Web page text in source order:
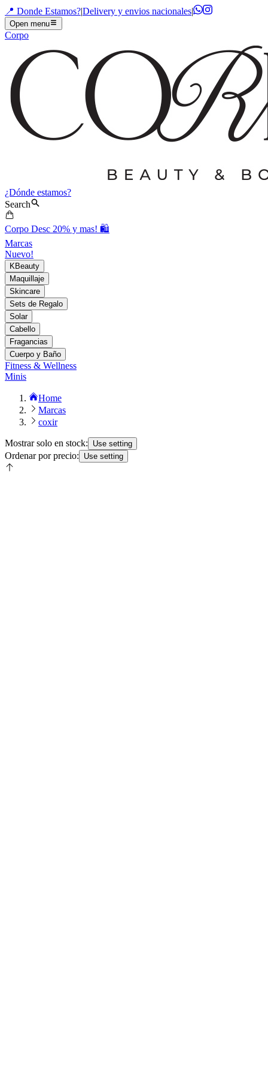
📍 Donde Estamos?|Delivery y envios nacionales|
Open menu
Corpo
¿Dónde estamos?
Search
Corpo Desc 20% y mas! 🛍️
Marcas
Nuevo!
KBeauty
Maquillaje
Skincare
Sets de Regalo
Solar
Cabello
Fragancias
Cuerpo y Baño
Fitness & Wellness
Minis
Home
Marcas
coxir
Mostrar solo en stock: Use setting
Ordenar por precio: Use setting